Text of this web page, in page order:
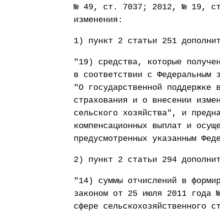
№ 49, ст. 7037; 2012, № 19,
изменения:
1) пункт 2 статьи 251
"19) средства, которые
в соответствии с
"О государственной поддержке
страхования и о внесении
сельского хозяйства", и
компенсационных выплат и
предусмотренных указанным
2) пункт 2 статьи 294
"14) суммы отчислений в
законом от 25 июля 2011 года
сфере сельскохозяйственного